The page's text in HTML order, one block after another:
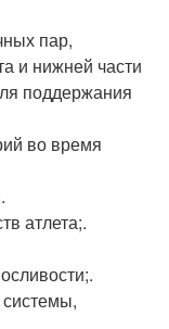
пар,
и нижней части
поддержания
во время
атлета;.